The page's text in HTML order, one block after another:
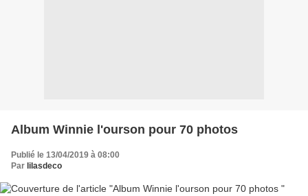
Album Winnie l'ourson pour 70 photos
Publié le 13/04/2019 à 08:00
Par lilasdeco